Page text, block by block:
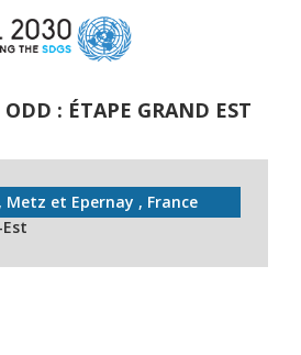
: ÉTAPE GRAND EST
Metz et Epernay , France